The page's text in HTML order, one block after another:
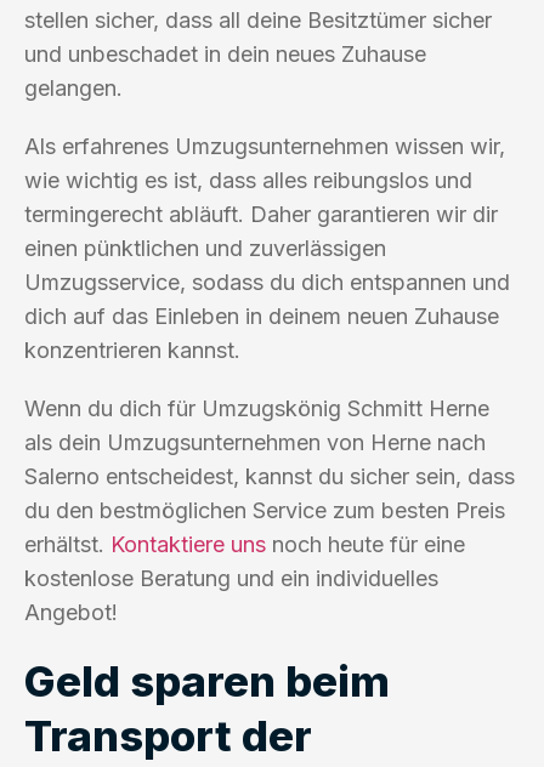
stellen sicher, dass all deine Besitztümer sicher
und unbeschadet in dein neues Zuhause
gelangen.
Als erfahrenes Umzugsunternehmen wissen wir,
wie wichtig es ist, dass alles reibungslos und
termingerecht abläuft. Daher garantieren wir dir
einen pünktlichen und zuverlässigen
Umzugsservice, sodass du dich entspannen und
dich auf das Einleben in deinem neuen Zuhause
konzentrieren kannst.
Wenn du dich für Umzugskönig Schmitt Herne
als dein Umzugsunternehmen von Herne nach
Salerno entscheidest, kannst du sicher sein, dass
du den bestmöglichen Service zum besten Preis
erhältst. Kontaktiere uns noch heute für eine
kostenlose Beratung und ein individuelles
Angebot!
Geld sparen beim
Transport der